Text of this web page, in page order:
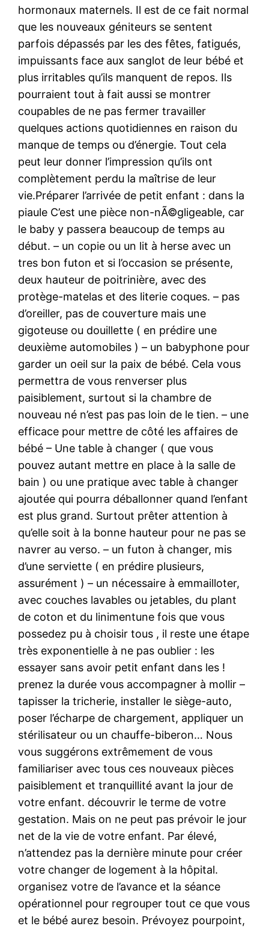
hormonaux maternels. Il est de ce fait normal
que les nouveaux géniteurs se sentent
parfois dépassés par les des fêtes, fatigués,
impuissants face aux sanglot de leur bébé et
plus irritables qu’ils manquent de repos. Ils
pourraient tout à fait aussi se montrer
coupables de ne pas fermer travailler
quelques actions quotidiennes en raison du
manque de temps ou d’énergie. Tout cela
peut leur donner l’impression qu’ils ont
complètement perdu la maîtrise de leur
vie.Préparer l’arrivée de petit enfant : dans la
piaule C’est une pièce non-nÃ©gligeable, car
le baby y passera beaucoup de temps au
début. – un copie ou un lit à herse avec un
tres bon futon et si l’occasion se présente,
deux hauteur de poitrinière, avec des
protège-matelas et des literie coques. – pas
d’oreiller, pas de couverture mais une
gigoteuse ou douillette ( en prédire une
deuxième automobiles ) – un babyphone pour
garder un oeil sur la paix de bébé. Cela vous
permettra de vous renverser plus
paisiblement, surtout si la chambre de
nouveau né n’est pas pas loin de le tien. – une
efficace pour mettre de côté les affaires de
bébé – Une table à changer ( que vous
pouvez autant mettre en place à la salle de
bain ) ou une pratique avec table à changer
ajoutée qui pourra déballonner quand l’enfant
est plus grand. Surtout prêter attention à
qu’elle soit à la bonne hauteur pour ne pas se
navrer au verso. – un futon à changer, mis
d’une serviette ( en prédire plusieurs,
assurément ) – un nécessaire à emmailloter,
avec couches lavables ou jetables, du plant
de coton et du linimentune fois que vous
possedez pu à choisir tous , il reste une étape
très exponentielle à ne pas oublier : les
essayer sans avoir petit enfant dans les !
prenez la durée vous accompagner à mollir –
tapisser la tricherie, installer le siège-auto,
poser l’écharpe de chargement, appliquer un
stérilisateur ou un chauffe-biberon… Nous
vous suggérons extrêmement de vous
familiariser avec tous ces nouveaux pièces
paisiblement et tranquillité avant la jour de
votre enfant. découvrir le terme de votre
gestation. Mais on ne peut pas prévoir le jour
net de la vie de votre enfant. Par élevé,
n’attendez pas la dernière minute pour créer
votre changer de logement à la hôpital.
organisez votre de l’avance et la séance
opérationnel pour regrouper tout ce que vous
et le bébé aurez besoin. Prévoyez pourpoint,